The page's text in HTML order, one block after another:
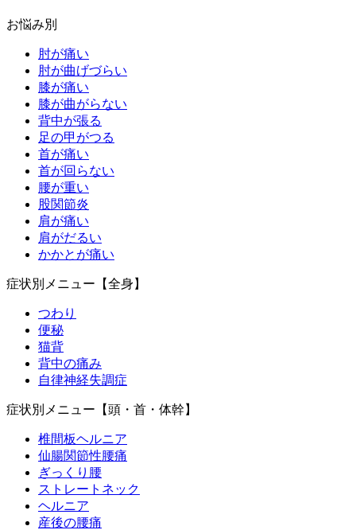
お悩み別
肘が痛い
肘が曲げづらい
膝が痛い
膝が曲がらない
背中が張る
足の甲がつる
首が痛い
首が回らない
腰が重い
股関節炎
肩が痛い
肩がだるい
かかとが痛い
症状別メニュー【全身】
つわり
便秘
猫背
背中の痛み
自律神経失調症
症状別メニュー【頭・首・体幹】
椎間板ヘルニア
仙腸関節性腰痛
ぎっくり腰
ストレートネック
ヘルニア
産後の腰痛